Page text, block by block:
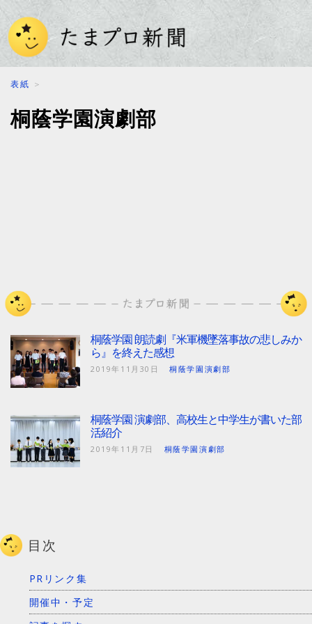
表紙 ＞
桐蔭学園演劇部
桐蔭学園 朗読劇『米軍機墜落事故の悲しみか
ら』を終えた感想
2019年11月30日 桐蔭学園演劇部
桐蔭学園 演劇部、高校生と中学生が書いた部
活紹介
2019年11月7日 桐蔭学園演劇部
目次
PRリンク集
開催中・予定